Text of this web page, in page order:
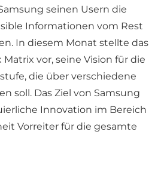
seinen Usern die
Informationen vom Rest
In diesem Monat stellte das
vor, seine Vision für die
die über verschiedene
soll. Das Ziel von Samsung
Innovation im Bereich
Vorreiter für die gesamte